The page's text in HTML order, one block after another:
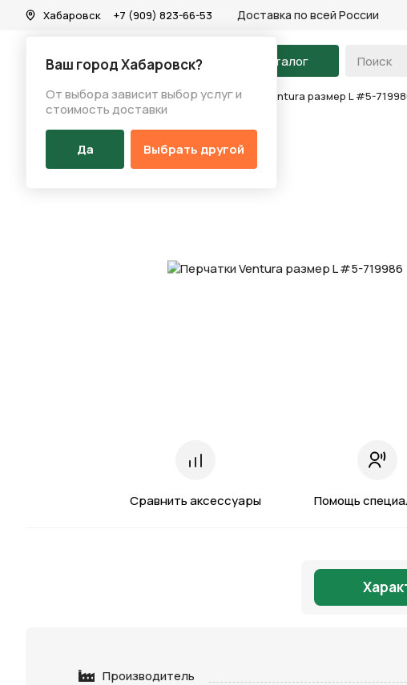
Хабаровск
Ваш город Хабаровск?
От выбора зависит выбор услуг и
стоимость доставки
Да Выбрать другой
+7 (909) 823-66-53 Доставка по всей России
На главную Каталог
Каталог/Аксессуары/Перчатки/Перчатки Ventura размер L #5-
Сравнить аксессуары Помощь
Производитель